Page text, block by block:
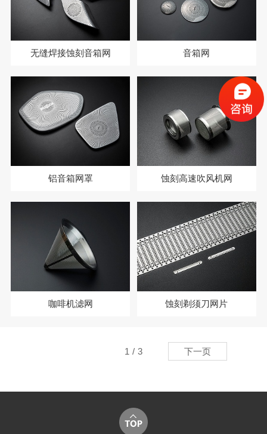
无缝焊接蚀刻音箱网 音箱网
铝音箱网罩 蚀刻高速吹风机网
咖啡机滤网 蚀刻剃须刀网片
1 / 3 下一页